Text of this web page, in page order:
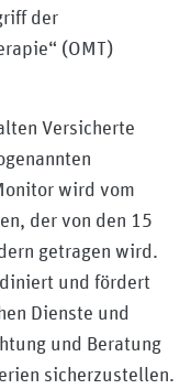
der
(OMT)
Versicherte
wird vom
der von den 15
getragen wird.
und fördert
Dienste und
und Beratung
sicherzustellen.